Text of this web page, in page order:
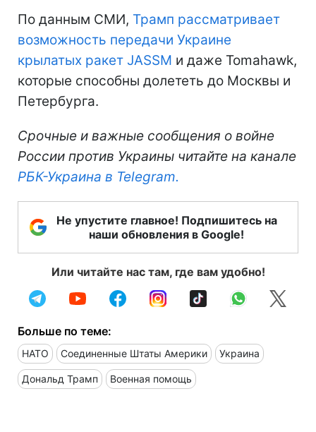
По данным СМИ, Трамп рассматривает
возможность передачи Украине
крылатых ракет JASSM и даже Tomahawk,
которые способны долететь до Москвы и
Петербурга.
Срочные и важные сообщения о войне
России против Украины читайте на канале
РБК-Украина в Telegram.
Не упустите главное! Подпишитесь на
наши обновления в Google!
Или читайте нас там, где вам удобно!
Больше по теме:
НАТО Соединенные Штаты Америки Украина
Дональд Трамп Военная помощь